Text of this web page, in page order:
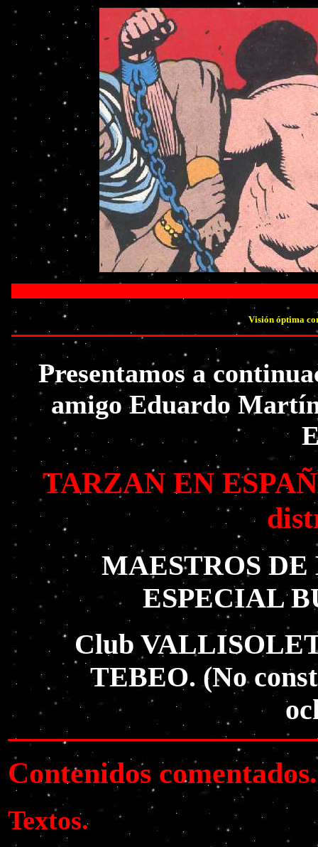
Visión óptima
Presentamos a
amigo Eduardo
TARZAN EN
MAESTROS
ESPECIAL
Club
TEBEO. (No
Contenidos comentados.
Textos.